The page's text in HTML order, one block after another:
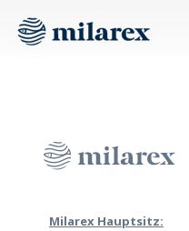
Milarex Hauptsitz: